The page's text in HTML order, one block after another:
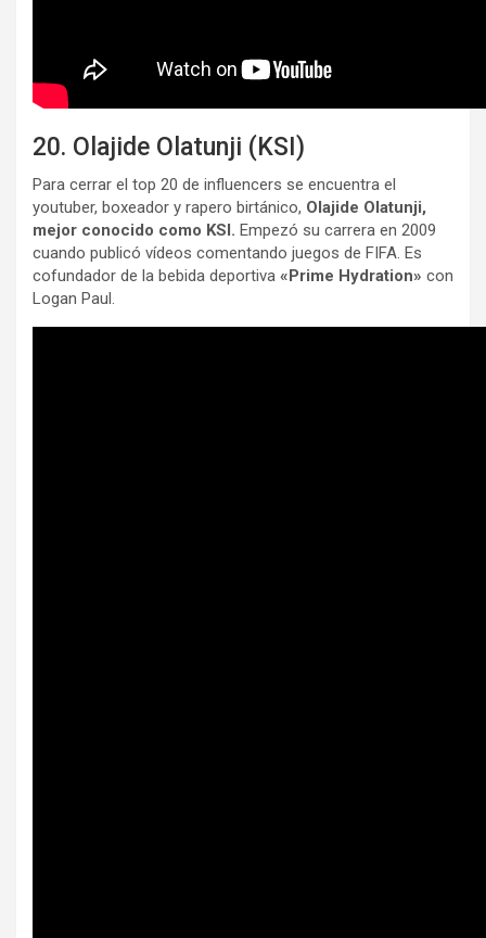
20. Olajide Olatunji (KSI)
Para cerrar el top 20 de influencers se encuentra el
youtuber, boxeador y rapero birtánico, Olajide Olatunji,
mejor conocido como KSI. Empezó su carrera en 2009
cuando publicó vídeos comentando juegos de FIFA. Es
cofundador de la bebida deportiva «Prime Hydration» con
Logan Paul.